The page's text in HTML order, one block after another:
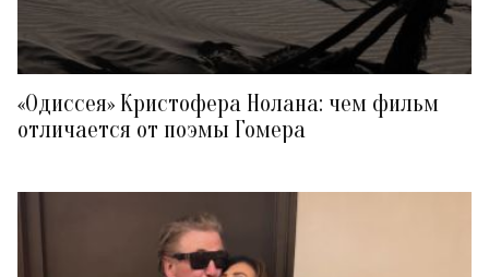
«Одиссея» Кристофера Нолана: чем фильм
отличается от поэмы Гомера